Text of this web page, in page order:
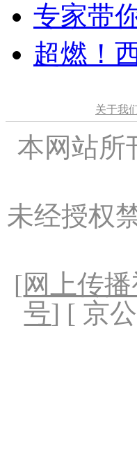
专家带
超燃！
关于我
本网站所
未经授权
[网上传
号] [ 京